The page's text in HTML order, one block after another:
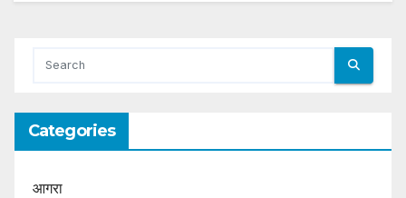
Categories
आगरा